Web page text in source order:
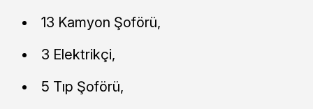
13 Kamyon Şoförü,
3 Elektrikçi,
5 Tıp Şoförü,